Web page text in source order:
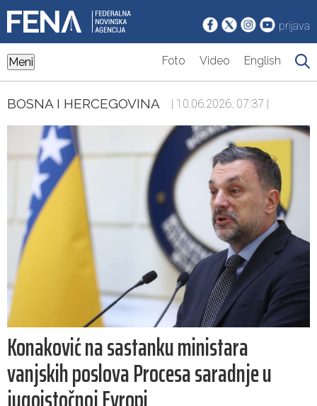
prijava
Meni Foto Video English
BOSNA I HERCEGOVINA | 10.06.2026. 07:37 |
Konaković na sastanku ministara
vanjskih poslova Procesa saradnje u